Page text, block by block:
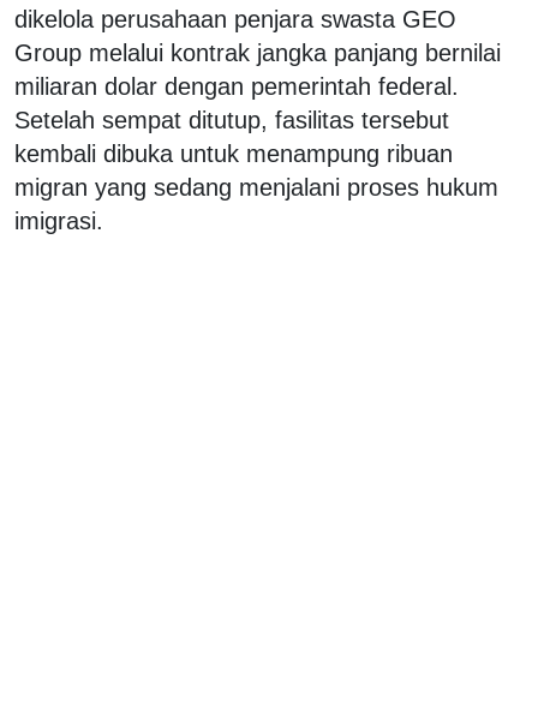
dikelola perusahaan penjara swasta GEO
Group melalui kontrak jangka panjang bernilai
miliaran dolar dengan pemerintah federal.
Setelah sempat ditutup, fasilitas tersebut
kembali dibuka untuk menampung ribuan
migran yang sedang menjalani proses hukum
imigrasi.